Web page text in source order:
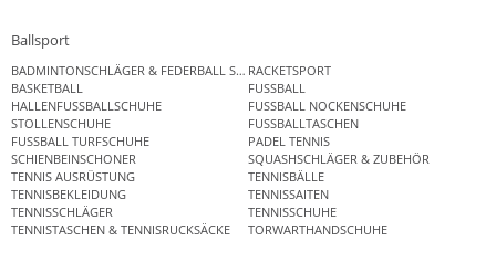
Ballsport
BADMINTONSCHLÄGER & FEDERBALL SETSRACKETSPORT
BASKETBALL
FUSSBALL
HALLENFUSSBALLSCHUHE
FUSSBALL NOCKENSCHUHE
STOLLENSCHUHE
FUSSBALLTASCHEN
FUSSBALL TURFSCHUHE
PADEL TENNIS
SCHIENBEINSCHONER
SQUASHSCHLÄGER & ZUBEHÖR
TENNIS AUSRÜSTUNG
TENNISBÄLLE
TENNISBEKLEIDUNG
TENNISSAITEN
TENNISSCHLÄGER
TENNISSCHUHE
TENNISTASCHEN & TENNISRUCKSÄCKE
TORWARTHANDSCHUHE